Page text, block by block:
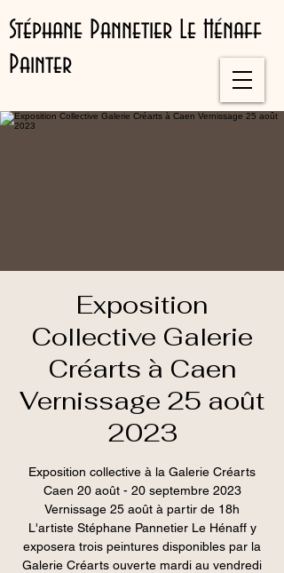
Stéphane Pannetier Le Hénaff
Painter
Exposition
Collective Galerie
Créarts à Caen
Vernissage 25 août
2023
Exposition collective à la Galerie Créarts
Caen 20 août - 20 septembre 2023
Vernissage 25 août à partir de 18h
L'artiste Stéphane Pannetier Le Hénaff y
exposera trois peintures disponibles par la
Galerie Créarts ouverte mardi au vendredi